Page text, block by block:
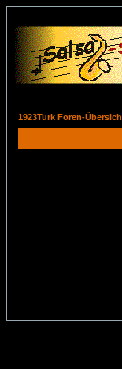
1923Turk Foren-